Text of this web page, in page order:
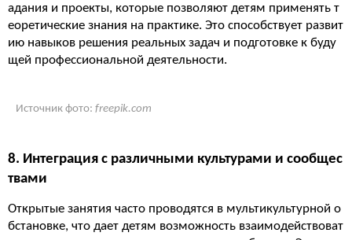
адания и проекты, которые позволяют детям применять т
еоретические знания на практике. Это способствует развит
ию навыков решения реальных задач и подготовке к буду
щей профессиональной деятельности.
Источник фото: freepik.com
8. Интеграция с различными культурами и сообщес
твами
Открытые занятия часто проводятся в мультикультурной о
бстановке, что дает детям возможность взаимодействоват